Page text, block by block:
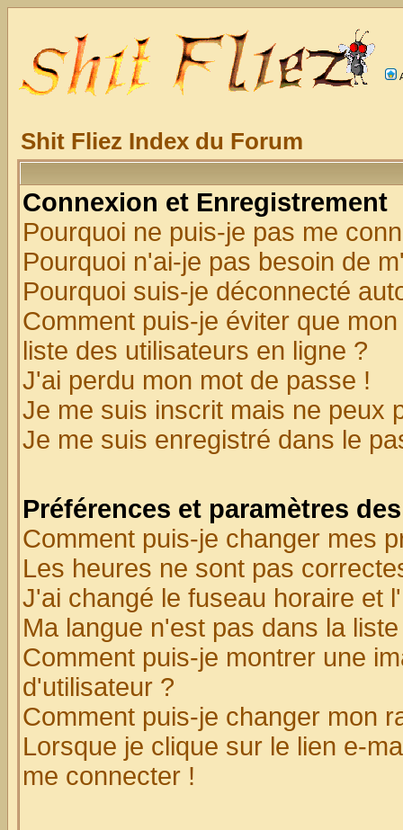
Shit Fliez Index du Forum
Connexion et Enregistrement
Pourquoi ne puis-je pas me
Pourquoi n'ai-je pas besoin de
Pourquoi suis-je déconnecté
Comment puis-je éviter que
liste des utilisateurs en ligne ?
J'ai perdu mon mot de passe !
Je me suis inscrit mais ne peux
Je me suis enregistré dans le
Préférences et paramètres
Comment puis-je changer mes
Les heures ne sont pas
J'ai changé le fuseau horaire et
Ma langue n'est pas dans la
Comment puis-je montrer une
d'utilisateur ?
Comment puis-je changer mon
Lorsque je clique sur le lien e-
me connecter !